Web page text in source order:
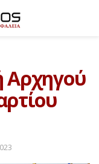
Αρχηγού